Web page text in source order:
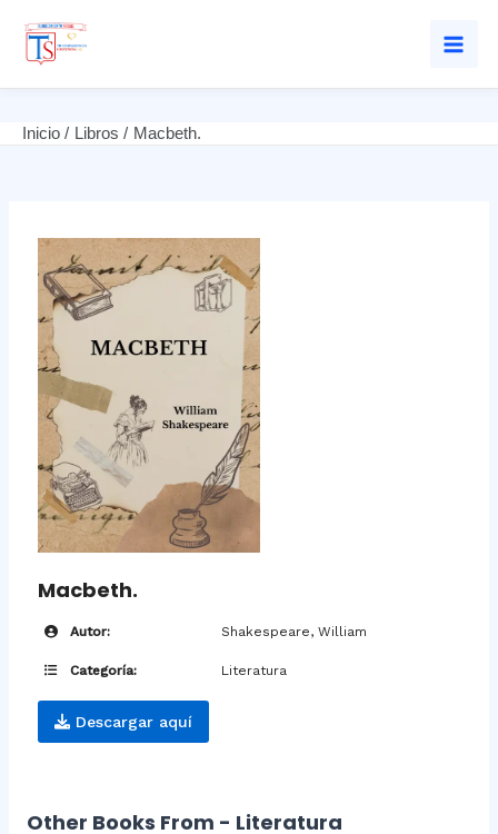
Inicio Libros Macbeth.
Macbeth.
Autor: Shakespeare, William
Categoría: Literatura
Descargar aquí
Other Books From - Literatura